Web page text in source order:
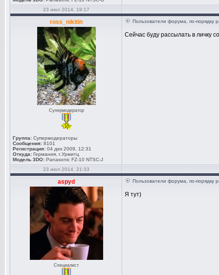
23 июл 2014, 19:17
ross_nikitin
Супермодератор
Группа: Супермодераторы
Сообщения: 8101
Регистрация: 04 дек 2009, 12:31
Откуда: Германия, г.Урмитц
Модель 3DO: Panasonic FZ-10 NTSC-J
Пользователи форума, по-порядку
Сейчас буду рассылать в личку
23 июл 2014, 21:33
aspyd
Специалист
Пользователи форума, по-порядку
Я тут)